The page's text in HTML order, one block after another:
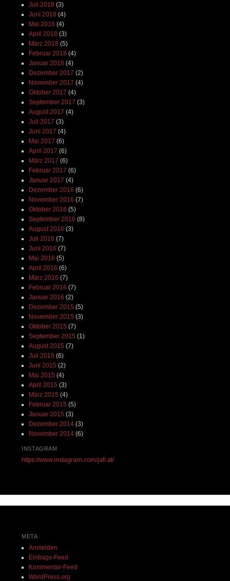
Juli 2018 (3)
Juni 2018 (4)
Mai 2018 (4)
April 2018 (3)
März 2018 (5)
Februar 2018 (4)
Januar 2018 (4)
Dezember 2017 (2)
November 2017 (4)
Oktober 2017 (4)
September 2017 (3)
August 2017 (4)
Juli 2017 (3)
Juni 2017 (4)
Mai 2017 (6)
April 2017 (6)
März 2017 (6)
Februar 2017 (6)
Januar 2017 (4)
Dezember 2016 (6)
November 2016 (7)
Oktober 2016 (5)
September 2016 (8)
August 2016 (3)
Juli 2016 (7)
Juni 2016 (7)
Mai 2016 (5)
April 2016 (6)
März 2016 (7)
Februar 2016 (7)
Januar 2016 (2)
Dezember 2015 (5)
November 2015 (3)
Oktober 2015 (7)
September 2015 (1)
August 2015 (7)
Juli 2015 (6)
Juni 2015 (2)
Mai 2015 (4)
April 2015 (3)
März 2015 (4)
Februar 2015 (5)
Januar 2015 (3)
Dezember 2014(3)
November 2014(6)
INSTAGRAM
https://www.instagram.com/jafi.at/
META
Anmelden
Eintrags-Feed
Kommentar-Feed
WordPress.org